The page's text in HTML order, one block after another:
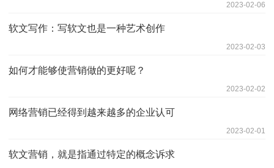
2023-02-06
软文写作：写软文也是一种艺术创作
2023-02-03
如何才能够使营销做的更好呢？
2023-02-02
网络营销已经得到越来越多的企业认可
2023-02-01
软文营销，就是指通过特定的概念诉求